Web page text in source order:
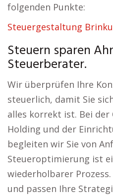
folgenden Punkte:
Steuergestaltung
Steuern sparen
Steuerberater.
Wir überprüfen Ihre
steuerlich, damit Sie
alles korrekt ist. Bei der
Holding und der
begleiten wir Sie von
Steueroptimierung ist
wiederholbarer
und passen Ihre